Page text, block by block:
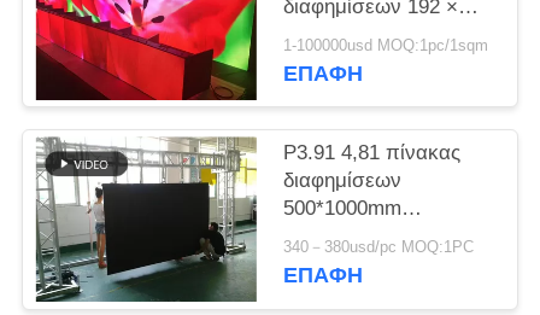
διαφημίσεων 192 ×
192mm διαφήμισης για
τη διαφήμιση των
1-100000usd MOQ:1pc/1sqm
ΕΠΑΦΉ
P3.91 4,81 πίνακας
διαφημίσεων
500*1000mm
εναλλασσόμενο ρεύμα
110 220V 1920HZ
340－380usd/pc MOQ:1PC
ΕΠΑΦΉ